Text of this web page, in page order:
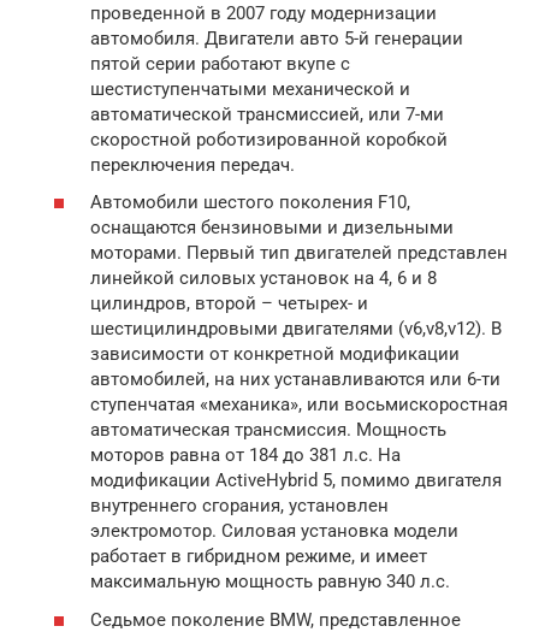
проведенной в 2007 году модернизации
автомобиля. Двигатели авто 5-й генерации
пятой серии работают вкупе с
шестиступенчатыми механической и
автоматической трансмиссией, или 7-ми
скоростной роботизированной коробкой
переключения передач.
Автомобили шестого поколения F10,
оснащаются бензиновыми и дизельными
моторами. Первый тип двигателей представлен
линейкой силовых установок на 4, 6 и 8
цилиндров, второй – четырех- и
шестицилиндровыми двигателями (v6,v8,v12). В
зависимости от конкретной модификации
автомобилей, на них устанавливаются или 6-ти
ступенчатая «механика», или восьмискоростная
автоматическая трансмиссия. Мощность
моторов равна от 184 до 381 л.с. На
модификации ActiveHybrid 5, помимо двигателя
внутреннего сгорания, установлен
электромотор. Силовая установка модели
работает в гибридном режиме, и имеет
максимальную мощность равную 340 л.с.
Седьмое поколение BMW, представленное